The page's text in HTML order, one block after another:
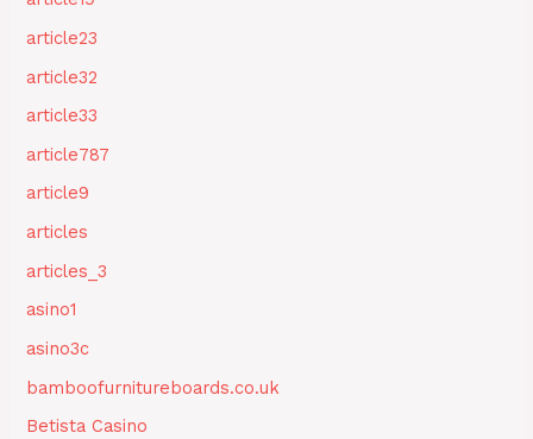
article23
article32
article33
article787
article9
articles
articles_3
asino1
asino3c
bamboofurnitureboards.co.uk
Betista Casino